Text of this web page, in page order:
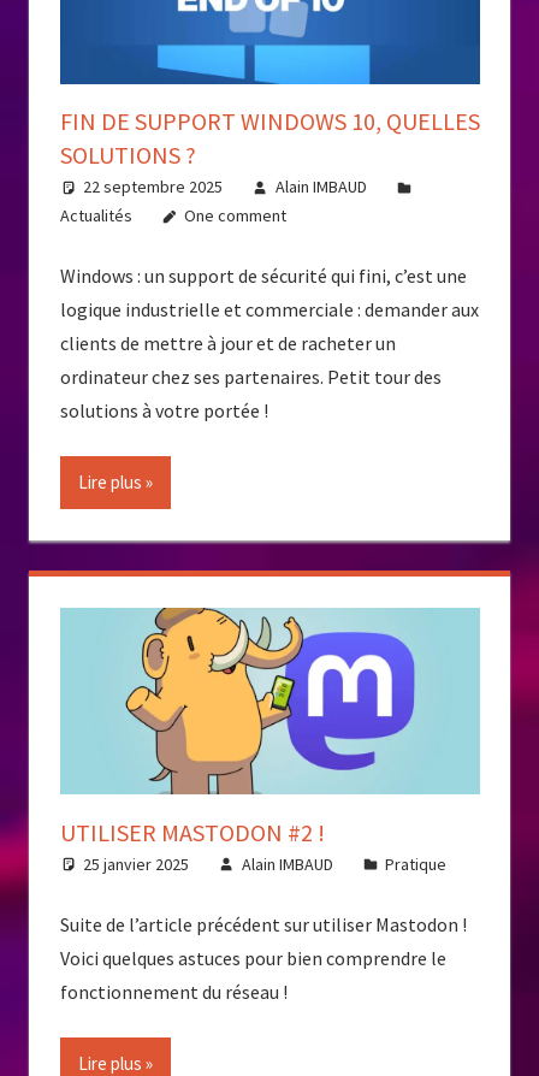
FIN DE SUPPORT WINDOWS 10, QUELLES
SOLUTIONS ?
22 septembre 2025
Alain IMBAUD
Actualités
One comment
Windows : un support de sécurité qui fini, c’est une
logique industrielle et commerciale : demander aux
clients de mettre à jour et de racheter un
ordinateur chez ses partenaires. Petit tour des
solutions à votre portée !
Lire plus
UTILISER MASTODON #2 !
25 janvier 2025 Alain IMBAUD Pratique
Suite de l’article précédent sur utiliser Mastodon !
Voici quelques astuces pour bien comprendre le
fonctionnement du réseau !
Lire plus